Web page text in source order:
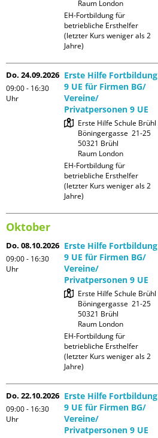
Raum London
EH-Fortbildung für
betriebliche Ersthelfer
(letzter Kurs weniger als 2
Jahre)
Do. 24.09.2026
09:00 - 16:30
Uhr
Erste Hilfe Fortbildung
9 UE für Firmen BG/
Vereine/
Privatpersonen 9 UE
Erste Hilfe Schule Brühl
Böningergasse  21-25
50321 Brühl
Raum London
EH-Fortbildung für
betriebliche Ersthelfer
(letzter Kurs weniger als 2
Jahre)
Oktober
Do. 08.10.2026
09:00 - 16:30
Uhr
Erste Hilfe Fortbildung
9 UE für Firmen BG/
Vereine/
Privatpersonen 9 UE
Erste Hilfe Schule Brühl
Böningergasse  21-25
50321 Brühl
Raum London
EH-Fortbildung für
betriebliche Ersthelfer
(letzter Kurs weniger als 2
Jahre)
Do. 22.10.2026
09:00 - 16:30
Uhr
Erste Hilfe Fortbildung
9 UE für Firmen BG/
Vereine/
Privatpersonen 9 UE